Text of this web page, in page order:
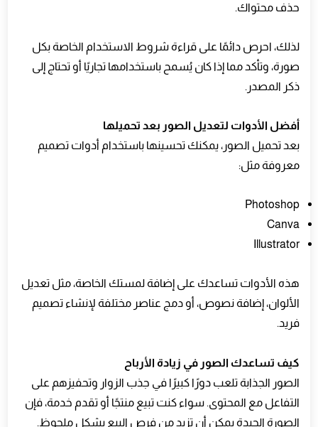
حذف محتواك.
لذلك، احرص دائمًا على قراءة شروط الاستخدام الخاصة بكل
صورة، وتأكد مما إذا كان يُسمح باستخدامها تجاريًا أو تحتاج إلى
ذكر المصدر.
أفضل الأدوات لتعديل الصور بعد تحميلها
بعد تحميل الصور، يمكنك تحسينها باستخدام أدوات تصميم
معروفة مثل:
Photoshop
Canva
Illustrator
هذه الأدوات تساعدك على إضافة لمستك الخاصة، مثل تعديل
الألوان، إضافة نصوص، أو دمج عناصر مختلفة لإنشاء تصميم
فريد.
كيف تساعدك الصور في زيادة الأرباح
الصور الجذابة تلعب دورًا كبيرًا في جذب الزوار وتحفيزهم على
التفاعل مع المحتوى. سواء كنت تبيع منتجًا أو تقدم خدمة، فإن
الصورة الجيدة يمكن أن تزيد من فرص البيع بشكل ملحوظ.